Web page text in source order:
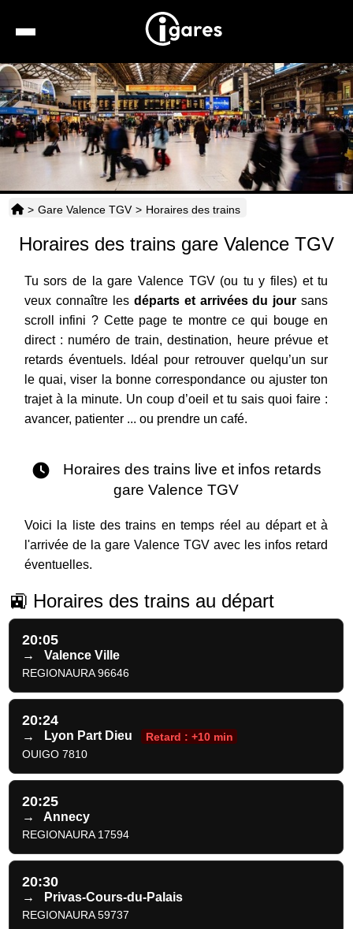
Recherche
Location de voiture
Hôtels
Horaires
> Gare Valence TGV > Horaires des trains
Horaires des trains gare Valence TGV
Tu sors de la gare Valence TGV (ou tu y files) et tu
veux connaître les départs et arrivées du jour sans
scroll infini ? Cette page te montre ce qui bouge en
direct : numéro de train, destination, heure prévue et
retards éventuels. Idéal pour retrouver quelqu’un sur
le quai, viser la bonne correspondance ou ajuster ton
trajet à la minute. Un coup d’oeil et tu sais quoi faire :
avancer, patienter ... ou prendre un café.
Horaires des trains live et infos retards
gare Valence TGV
Voici la liste des trains en temps réel au départ et à
l'arrivée de la gare Valence TGV avec les infos retard
éventuelles.
🚉 Horaires des trains au départ
20:05
→ Valence Ville
REGIONAURA 96646
20:24
→ Lyon Part Dieu
Retard : +10 min
OUIGO 7810
20:25
→ Annecy
REGIONAURA 17594
20:30
→ Privas-Cours-du-Palais
REGIONAURA 59737